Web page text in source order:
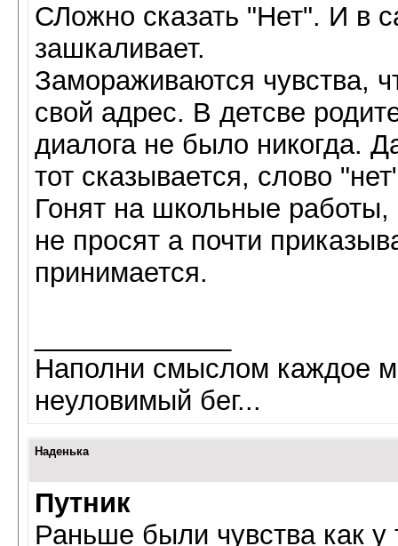
СЛожно сказать "Нет". И в
зашкаливает.
Замораживаются чувства,
свой адрес. В детсве
диалога не было никогда.
тот сказывается, слово
Гонят на школьные работы,
не просят а почти
принимается.
Наполни смыслом каждое
неуловимый бег...
Наденька
Путник
Раньше были чувства как